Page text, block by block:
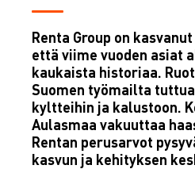
Renta Group on
että viime vuoden asiat
kaukaista historiaa.
Suomen työmailta
kyltteihin ja kalustoon.
Aulasmaa vakuuttaa
Rentan perusarvot
kasvun ja kehityksen